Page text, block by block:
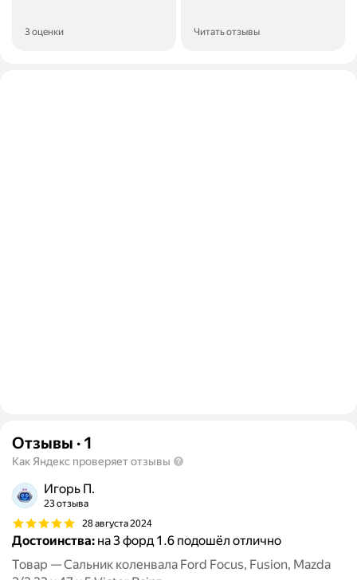
3 оценки Читать отзывы
Отзывы · 1
Как Яндекс проверяет отзывы
Игорь П.
23 отзыва
28 августа 2024
Достоинства: на 3 форд 1.6 подошёл отлично
Товар — Сальник коленвала Ford Focus, Fusion, Mazda